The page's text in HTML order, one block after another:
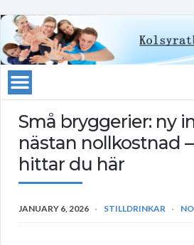
Små bryggerier: ny
nästan nollkostnad
hittar du här
JANUARY 6, 2026 STILLDRINKAR